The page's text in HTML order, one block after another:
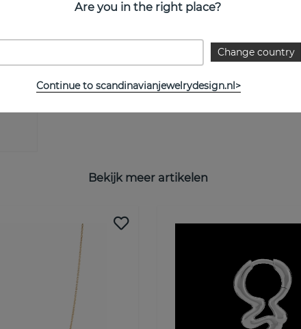
Bekijk meer artikelen
Are you in the right place?
Change country
Continue to scandinavianjewelrydesign.nl>